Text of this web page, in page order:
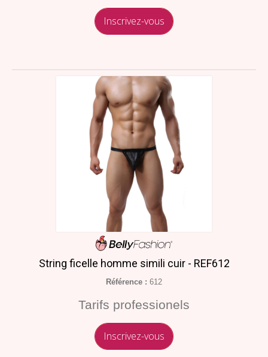
Inscrivez-vous
String ficelle homme simili cuir - REF612
Référence : 612
Tarifs professionels
Inscrivez-vous